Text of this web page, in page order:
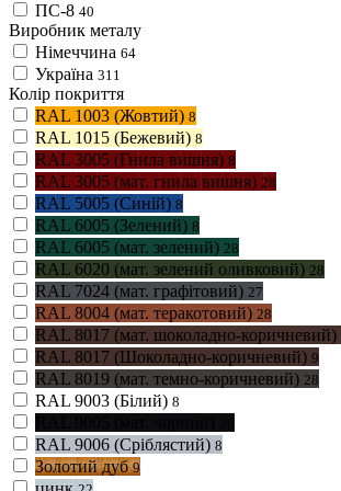
ПС-8 40
Виробник металу
Німеччина 64
Україна 311
Колір покриття
RAL 1003 (Жовтий) 8
RAL 1015 (Бежевий) 8
RAL 3005 (Гнила вишня) 8
RAL 3005 (мат. гнила вишня) 28
RAL 5005 (Синій) 8
RAL 6005 (Зелений) 8
RAL 6005 (мат. зелений) 28
RAL 6020 (мат. зелений оливковий) 28
RAL 7024 (мат. графітовий) 27
RAL 8004 (мат. теракотовий) 28
RAL 8017 (мат. шоколадно-коричневий)
RAL 8017 (Шоколадно-коричневий) 9
RAL 8019 (мат. темно-коричневий) 28
RAL 9003 (Білий) 8
RAL 9006 (Сріблястий) 8
Золотий дуб9